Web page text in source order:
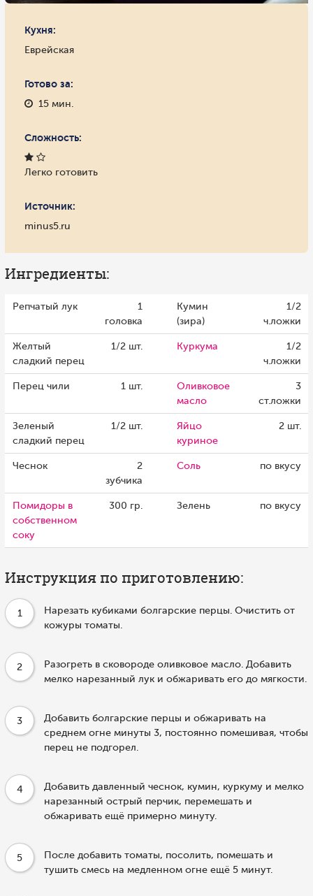
Кухня:
Еврейская
Готово за:
15 мин.
Сложность:
Легко готовить
Источник:
minus5.ru
Ингредиенты:
Репчатый лук
1
головка
Кумин
(зира)
1/2
ч.ложки
Желтый
сладкий перец
1/2 шт. Куркума
1/2
ч.ложки
Перец чили 1 шт.
Оливковое
масло
3
ст.ложки
Зеленый
сладкий перец
1/2 шт.
Яйцо
куриное
2 шт.
Чеснок
2
зубчика
Соль по вкусу
Помидоры в
собственном
соку
300 гр. Зелень по вкусу
Инструкция по приготовлению:
1
Нарезать кубиками болгарские перцы. Очистить от
кожуры томаты.
2
Разогреть в сковороде оливковое масло. Добавить
мелко нарезанный лук и обжаривать его до мягкости.
3
Добавить болгарские перцы и обжаривать на
среднем огне минуты 3, постоянно помешивая, чтобы
перец не подгорел.
4
Добавить давленный чеснок, кумин, куркуму и мелко
нарезанный острый перчик, перемешать и
обжаривать ещё примерно минуту.
5
После добавить томаты, посолить, помешать и
тушить смесь на медленном огне ещё 5 минут.